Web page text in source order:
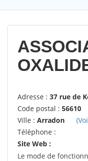
Adresse : 37 rue de
Code postal : 56610
Ville : Arradon
Téléphone :
Site Web :
Le mode de